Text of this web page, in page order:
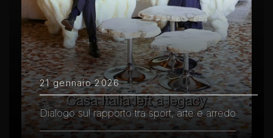
21 gennaio 2026
Dialogo sul rapporto tra sport, arte e arredo